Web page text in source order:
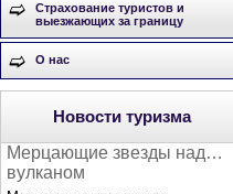
Страхование туристов и
выезжающих за границу
О нас
Новости туризма
Мерцающие звезды над…
вулканом